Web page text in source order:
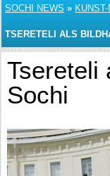
SOCHI NEWS »
TSERETELI ALS
Tsereteli
Sochi